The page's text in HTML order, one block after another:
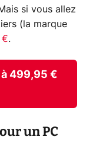
si vous allez
(la marque
€.
499,95 €
un PC